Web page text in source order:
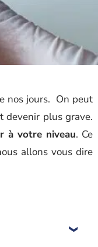
nos jours. On peut
devenir plus grave.
à votre niveau. Ce
allons vous dire